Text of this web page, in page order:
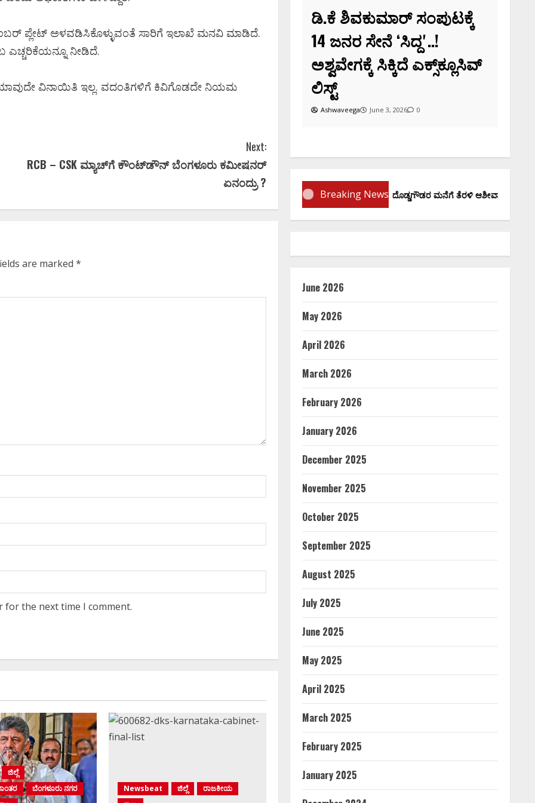
ಪ್ಲೇಟ್ ಅಳವಡಿಸಿಕೊಳ್ಳುವಂತೆ ಸಾರಿಗೆ ಇಲಾಖೆ ಮನವಿ ಮಾಡಿದೆ.
ಎಚ್ಚರಿಕೆಯನ್ನೂ ನೀಡಿದೆ.
ಯಾವುದೇ ವಿನಾಯಿತಿ ಇಲ್ಲ. ವದಂತಿಗಳಿಗೆ ಕಿವಿಗೊಡದೇ ನಿಯಮ
Next:
RCB – CSK ಮ್ಯಾಚ್‌ಗೆ ಕೌಂಟ್‌ಡೌನ್‌ ಬೆಂಗಳೂರು ಕಮೀಷನರ್‌
ಏನಂದ್ರು ?
are marked *
for the next time I comment.
ಜಿಲ್ಲೆ
ಬೆಂಗಳೂರು ನಗರ
Newsbeat ಜಿಲ್ಲೆ
ರಾಜಕೀಯ
ಪ್ರಮಾಣ ವಚನಕ್ಕೂ ಮುನ್ನ
ದೊಡ್ಡಗೌಡರ ಮನೆಗೆ ತೆರಳಿ
ಆಶೀರ್ವಾದ ಪಡೆದ ಡಿಕೆಶಿ..!
ಡಿ.ಕೆ ಶಿವಕುಮಾರ್‌ ಸಂಪುಟಕ್ಕೆ
14 ಜನರ ಸೇನೆ ʻಸಿದ್ದʼ..!
ಅಶ್ವವೇಗಕ್ಕೆ ಸಿಕ್ಕಿದೆ ಎಕ್ಸ್‌ಕ್ಲೂಸಿವ್‌
ಲಿಸ್ಟ್‌
Ashwaveega June 3, 2026 0
Breaking News
ಪ್ರಮಾಣ ವಚನಕ್ಕೂ ಮುನ್ನ ದೊಡ್ಡಗೌಡರ ಮನೆಗೆ ತೆರಳಿ ಆಶೀರ್ವಾದ ಪಡೆದ ಡಿಕೆಶಿ..!
June 2026
May 2026
April 2026
March 2026
February 2026
January 2026
December 2025
November 2025
October 2025
September 2025
August 2025
July 2025
June 2025
May 2025
April 2025
March 2025
February 2025
January 2025